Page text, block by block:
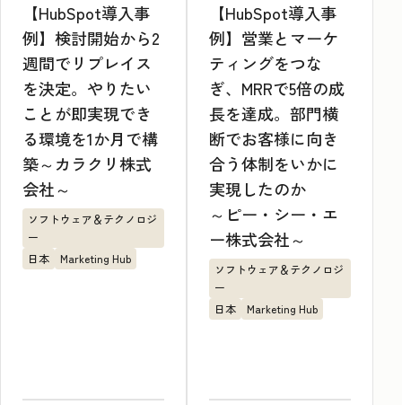
【HubSpot導入事
例】検討開始から2
週間でリプレイス
を決定。やりたい
ことが即実現でき
る環境を1か月で構
築～カラクリ株式
会社～
ソフトウェア＆テクノロジ
ー
日本
Marketing Hub
【HubSpot導入事
例】営業とマーケ
ティングをつな
ぎ、MRRで5倍の成
長を達成。部門横
断でお客様に向き
合う体制をいかに
実現したのか
～ピー・シー・エ
ー株式会社～
ソフトウェア＆テクノロジ
ー
日本
Marketing Hub